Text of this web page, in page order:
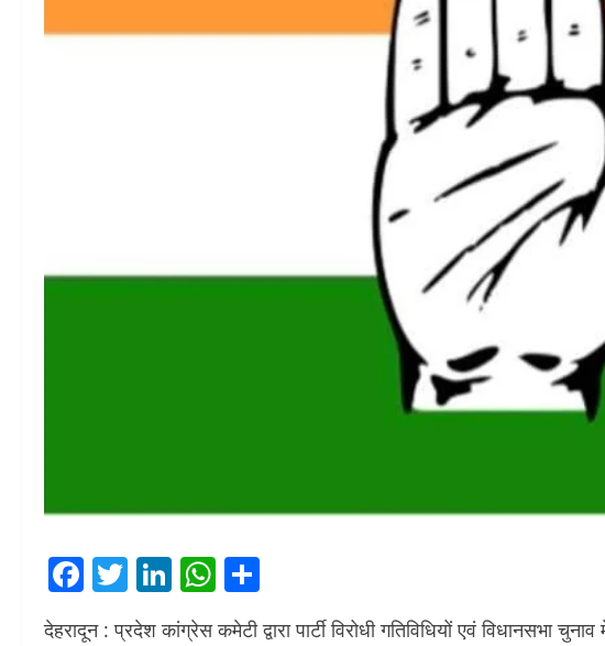
Facebook
Twitter
LinkedIn
WhatsApp
देहरादून : प्रदेश कांग्रेस कमेटी द्वारा पार्टी विरोधी गतिविधियों एवं विधानसभा